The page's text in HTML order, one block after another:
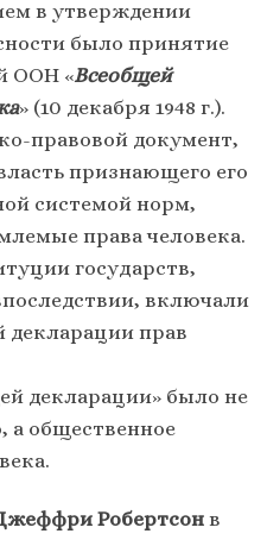
в утверждении
было принятие
ООН «Всеобщей
» (10 декабря 1948 г.).
правовой документ,
признающего его
системой норм,
права человека.
государств,
включали
декларации прав
декларации» было не
а общественное
Робертсонв